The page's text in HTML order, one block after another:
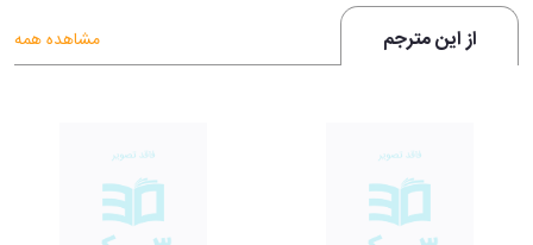
از این مترجم مشاهده همه